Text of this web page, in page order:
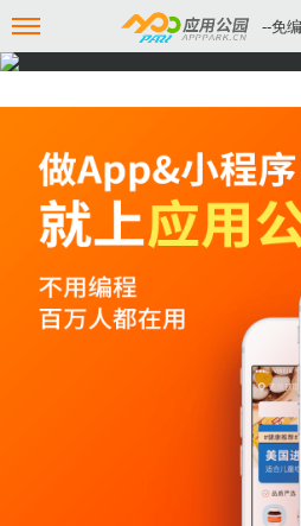
--免